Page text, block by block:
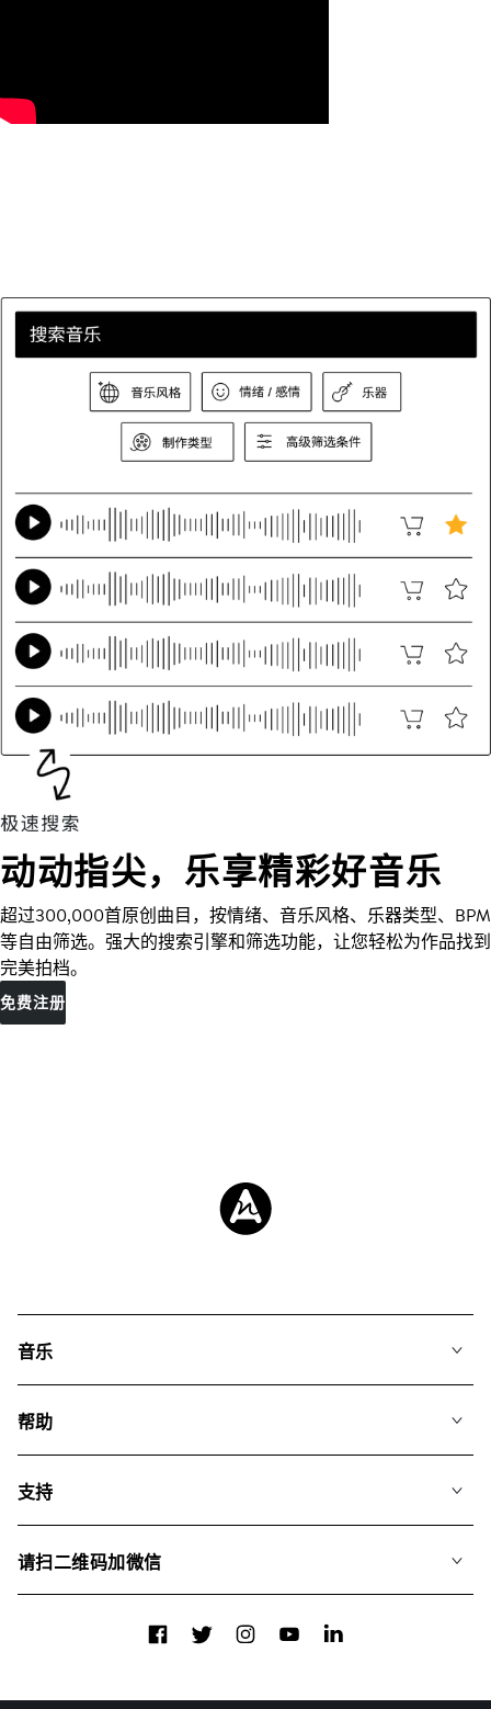
动动指尖，乐享精彩好音乐
超过300,000首原创曲目，按情绪、音乐风格、乐器类型、BPM
等自由筛选。强大的搜索引擎和筛选功能，让您轻松为作品找到
完美拍档。
免费注册
音乐
搜索
专辑
帮助
我们如何运用AI
支持
关于我们
请扫二维码加微信
FacebookTwitterInstagramYouTubeLinkedIn